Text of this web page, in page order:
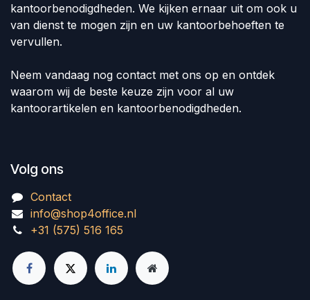
kantoorbenodigdheden. We kijken ernaar uit om ook u
van dienst te mogen zijn en uw kantoorbehoeften te
vervullen.
Neem vandaag nog contact met ons op en ontdek
waarom wij de beste keuze zijn voor al uw
kantoorartikelen en kantoorbenodigdheden.
Volg ons
Contact
info@shop4office.nl
+31 (575) 516 165